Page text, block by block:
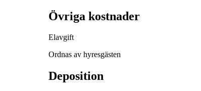
Övriga kostnader
Elavgift
Ordnas av hyresgästen
Deposition